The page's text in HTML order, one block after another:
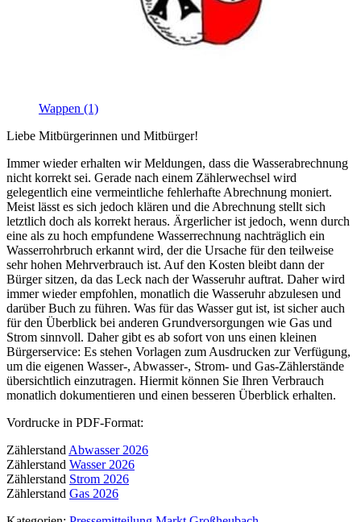
Wappen (1)
Liebe Mitbürgerinnen und Mitbürger!
Immer wieder erhalten wir Meldungen, dass die Wasserabrechnung
nicht korrekt sei. Gerade nach einem Zählerwechsel wird
gelegentlich eine vermeintliche fehlerhafte Abrechnung moniert.
Meist lässt es sich jedoch klären und die Abrechnung stellt sich
letztlich doch als korrekt heraus. Ärgerlicher ist jedoch, wenn durch
eine als zu hoch empfundene Wasserrechnung nachträglich ein
Wasserrohrbruch erkannt wird, der die Ursache für den teilweise
sehr hohen Mehrverbrauch ist. Auf den Kosten bleibt dann der
Bürger sitzen, da das Leck nach der Wasseruhr auftrat. Daher wird
immer wieder empfohlen, monatlich die Wasseruhr abzulesen und
darüber Buch zu führen. Was für das Wasser gut ist, ist sicher auch
für den Überblick bei anderen Grundversorgungen wie Gas und
Strom sinnvoll. Daher gibt es ab sofort von uns einen kleinen
Bürgerservice: Es stehen Vorlagen zum Ausdrucken zur Verfügung,
um die eigenen Wasser-, Abwasser-, Strom- und Gas-Zählerstände
übersichtlich einzutragen. Hiermit können Sie Ihren Verbrauch
monatlich dokumentieren und einen besseren Überblick erhalten.
Vordrucke in PDF-Format:
Zählerstand Abwasser 2026
Zählerstand Wasser 2026
Zählerstand Strom 2026
Zählerstand Gas 2026